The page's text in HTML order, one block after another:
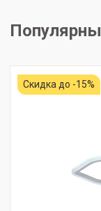
Скидка до -15%